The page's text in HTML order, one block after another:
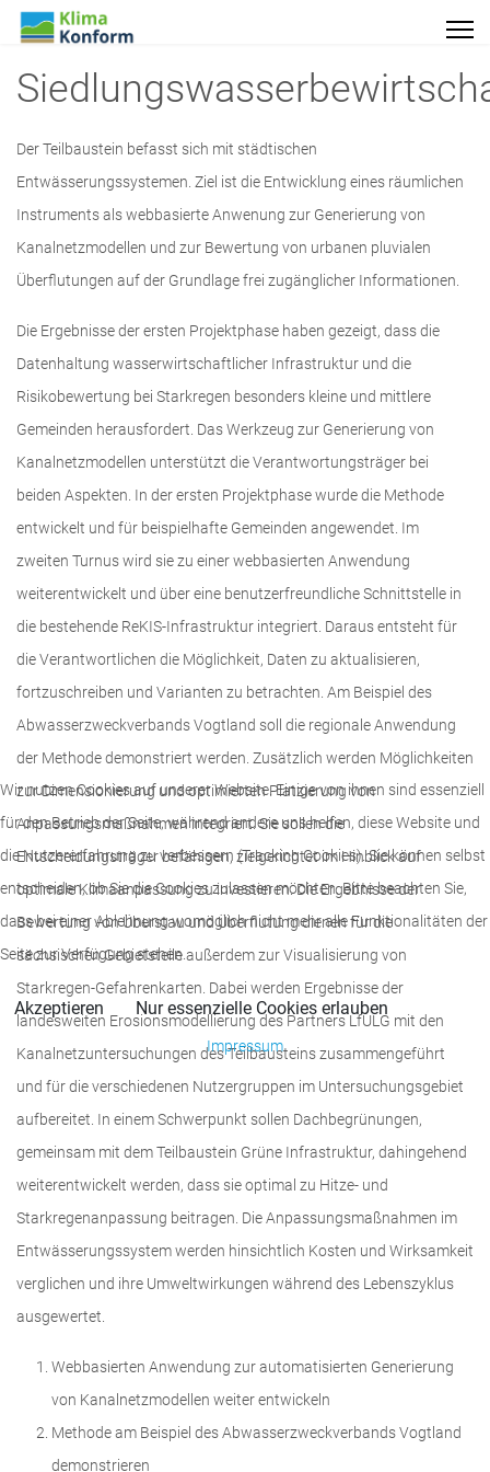
Der Teilbaustein befasst sich mit städtischen
Entwässerungssystemen. Ziel ist die Entwicklung eines räumlichen
Instruments als webbasierte Anwenung zur Generierung von
Kanalnetzmodellen und zur Bewertung von urbanen pluvialen
Überflutungen auf der Grundlage frei zugänglicher Informationen.
Die Ergebnisse der ersten Projektphase haben gezeigt, dass die
Datenhaltung wasserwirtschaftlicher Infrastruktur und die
Risikobewertung bei Starkregen besonders kleine und mittlere
Gemeinden herausfordert. Das Werkzeug zur Generierung von
Kanalnetzmodellen unterstützt die Verantwortungsträger bei
beiden Aspekten. In der ersten Projektphase wurde die Methode
entwickelt und für beispielhafte Gemeinden angewendet. Im
zweiten Turnus wird sie zu einer webbasierten Anwendung
weiterentwickelt und über eine benutzerfreundliche Schnittstelle in
die bestehende ReKIS-Infrastruktur integriert. Daraus entsteht für
die Verantwortlichen die Möglichkeit, Daten zu aktualisieren,
fortzuschreiben und Varianten zu betrachten. Am Beispiel des
Abwasserzweckverbands Vogtland soll die regionale Anwendung
der Methode demonstriert werden. Zusätzlich werden Möglichkeiten
zur Dimensionierung und optimierten Platzierung von
Anpassungsmaßnahmen integriert. Sie sollen die
Entscheidungsträger befähigen, zielgerichtet im Hinblick auf
optimale Klimaanpassung zu investieren. Die Ergebnisse der
Bewertung von Überstau und Überflutung dienen für die
sächsischen Gebietsteile außerdem zur Visualisierung von
Starkregen-Gefahrenkarten. Dabei werden Ergebnisse der
landesweiten Erosionsmodellierung des Partners LfULG mit den
Kanalnetzuntersuchungen des Teilbausteins zusammengeführt
und für die verschiedenen Nutzergruppen im Untersuchungsgebiet
aufbereitet. In einem Schwerpunkt sollen Dachbegrünungen,
gemeinsam mit dem Teilbaustein Grüne Infrastruktur, dahingehend
weiterentwickelt werden, dass sie optimal zu Hitze- und
Starkregenanpassung beitragen. Die Anpassungsmaßnahmen im
Entwässerungssystem werden hinsichtlich Kosten und Wirksamkeit
verglichen und ihre Umweltwirkungen während des Lebenszyklus
ausgewertet.
Webbasierten Anwendung zur automatisierten Generierung
von Kanalnetzmodellen weiter entwickeln
Methode am Beispiel des Abwasserzweckverbands Vogtland
demonstrieren
Wir nutzen Cookies auf unserer Website. Einige von ihnen sind essenziell
für den Betrieb der Seite, während andere uns helfen, diese Website und
die Nutzererfahrung zu verbessern (Tracking Cookies). Sie können selbst
entscheiden, ob Sie die Cookies zulassen möchten. Bitte beachten Sie,
dass bei einer Ablehnung womöglich nicht mehr alle Funktionalitäten der
Seite zur Verfügung stehen.
Akzeptieren Nur essenzielle Cookies erlauben
Impressum